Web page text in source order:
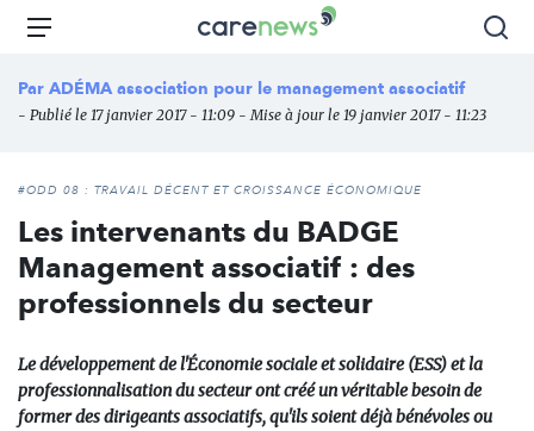
Aller
principal
Carenews,
des
l'engagement
Menu
Par ADÉMA association pour le management associatif
- Publié le 17 janvier 2017 - 11:09 - Mise à jour le 19 janvier 2017 - 11:23
#ODD 08 : TRAVAIL DÉCENT ET CROISSANCE ÉCONOMIQUE
Les intervenants du BADGE
Management associatif : des
professionnels du secteur
Le développement de l'Économie sociale et solidaire (ESS) et la
professionnalisation du secteur ont créé un véritable besoin de
former des dirigeants associatifs, qu'ils soient déjà bénévoles ou